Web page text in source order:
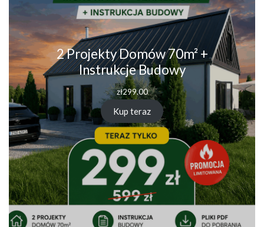
2 Projekty Domów 70m² +
Instrukcje Budowy
zł299.00
Kup teraz